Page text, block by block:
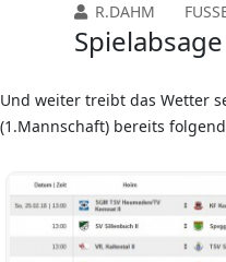
R.DAHM
Und weiter treibt das Wetter
(1.Mannschaft) bereits